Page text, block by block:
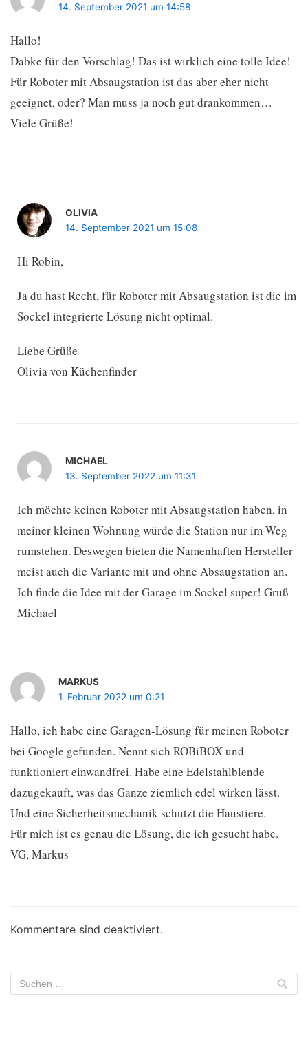
14. September 2021 um 14:58
Hallo!
Dabke für den Vorschlag! Das ist wirklich eine tolle Idee!
Für Roboter mit Absaugstation ist das aber eher nicht
geeignet, oder? Man muss ja noch gut drankommen…
Viele Grüße!
OLIVIA
14. September 2021 um 15:08
Hi Robin,
Ja du hast Recht, für Roboter mit Absaugstation ist die im
Sockel integrierte Lösung nicht optimal.
Liebe Grüße
Olivia von Küchenfinder
MICHAEL
13. September 2022 um 11:31
Ich möchte keinen Roboter mit Absaugstation haben, in
meiner kleinen Wohnung würde die Station nur im Weg
rumstehen. Deswegen bieten die Namenhaften Hersteller
meist auch die Variante mit und ohne Absaugstation an.
Ich finde die Idee mit der Garage im Sockel super! Gruß
Michael
MARKUS
1. Februar 2022 um 0:21
Hallo, ich habe eine Garagen-Lösung für meinen Roboter
bei Google gefunden. Nennt sich ROBiBOX und
funktioniert einwandfrei. Habe eine Edelstahlblende
dazugekauft, was das Ganze ziemlich edel wirken lässt.
Und eine Sicherheitsmechanik schützt die Haustiere.
Für mich ist es genau die Lösung, die ich gesucht habe.
VG, Markus
Kommentare sind deaktiviert.